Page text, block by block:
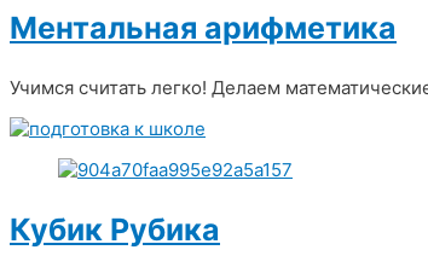
Ментальная арифметика
Учимся считать легко! Делаем
Кубик Рубика